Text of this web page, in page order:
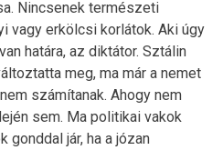
Nincsenek természeti
vagy erkölcsi korlátok. Aki úgy
határa, az diktátor. Sztálin
meg, ma már a nemet
számítanak. Ahogy nem
sem. Ma politikai vakok
gonddal jár, ha a józan